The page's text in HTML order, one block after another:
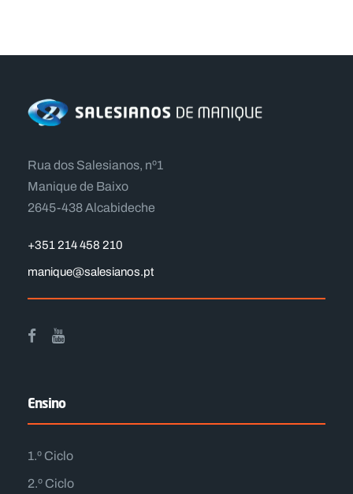
Rua dos Salesianos, nº1
Manique de Baixo
2645-438 Alcabideche
+351 214 458 210
manique@salesianos.pt
Ensino
1.º Ciclo
2.º Ciclo